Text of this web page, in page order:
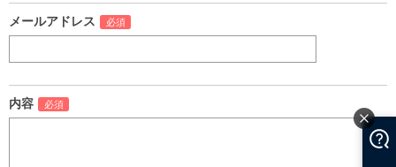
メールアドレス
内容